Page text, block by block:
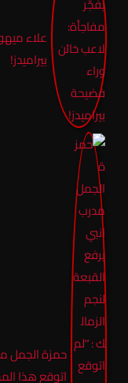
علاء
بيراميدز!
حمزة الجمل
اتوقع هذا